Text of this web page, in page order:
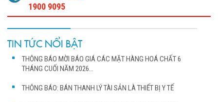
1900 9095
TIN TỨC NỔI BẬT
THÔNG BÁO MỜI BÁO GIÁ CÁC MẶT HÀNG HOÁ CHẤT 6
THÁNG CUỐI NĂM 2026...
THÔNG BÁO: BÁN THANH LÝ TÀI SẢN LÀ THIẾT BỊ Y TẾ